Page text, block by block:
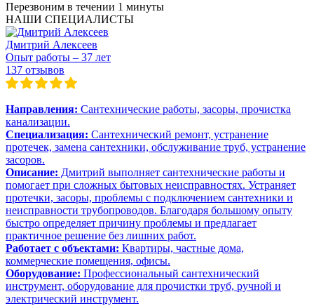
Перезвоним в течении 1 минуты
НАШИ СПЕЦИАЛИСТЫ
Дмитрий Алексеев
Опыт работы – 37 лет
137 отзывов
Направления: Сантехнические работы, засоры, прочистка
канализации.
Специализация: Сантехнический ремонт, устранение
протечек, замена сантехники, обслуживание труб, устранение
засоров.
Описание: Дмитрий выполняет сантехнические работы и
помогает при сложных бытовых неисправностях. Устраняет
протечки, засоры, проблемы с подключением сантехники и
неисправности трубопроводов. Благодаря большому опыту
быстро определяет причину проблемы и предлагает
практичное решение без лишних работ.
Работает с объектами: Квартиры, частные дома,
коммерческие помещения, офисы.
Оборудование: Профессиональный сантехнический
инструмент, оборудование для прочистки труб, ручной и
электрический инструмент.